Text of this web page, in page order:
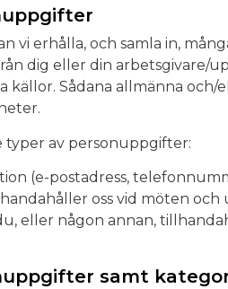
vi erhålla, och samla in,
dig eller din arbetsgivare/
Sådana allmänna
typer av personuppgifter:
(e-postadress,
oss vid möten
eller någon annan,
samt